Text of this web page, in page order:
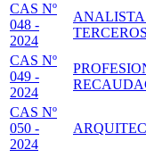
CAS Nº
048 -
2024
ANALISTA
TERCEROS
CAS Nº
049 -
2024
CAS Nº
050 -
2024